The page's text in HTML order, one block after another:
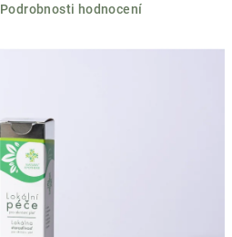
Podrobnosti hodnocení